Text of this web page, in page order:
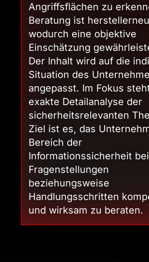
Angriffsflächen zu
Beratung ist
wodurch eine objektive
Einschätzung
Der Inhalt wird auf die
Situation des
angepasst. Im Fokus
exakte Detailanalyse der
sicherheitsrelevanten
Ziel ist es, das
Bereich der
Informationssicherheit
Fragenstellungen
beziehungsweise
Handlungsschritten
und wirksam zu beraten.